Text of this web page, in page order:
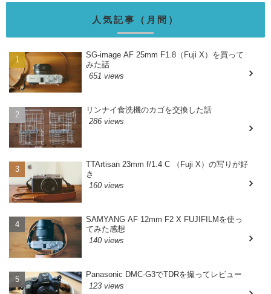
人気記事（月間）
SG-image AF 25mm F1.8（Fuji X）を買って
みた話
651 views
リンナイ食洗機のカゴを交換した話
286 views
TTArtisan 23mm f/1.4 C （Fuji X）の写りが好
き
160 views
SAMYANG AF 12mm F2 X FUJIFILMを使っ
てみた感想
140 views
Panasonic DMC-G3でTDRを撮ってレビュー
123 views